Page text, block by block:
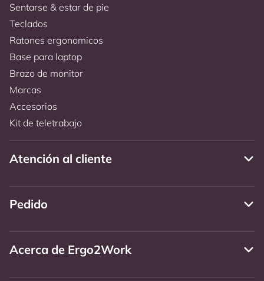
Sentarse & estar de pie
Teclados
Ratones ergonomicos
Base para laptop
Brazo de monitor
Marcas
Accesorios
Kit de teletrabajo
Atención al cliente
Pedido
Acerca de Ergo2Work